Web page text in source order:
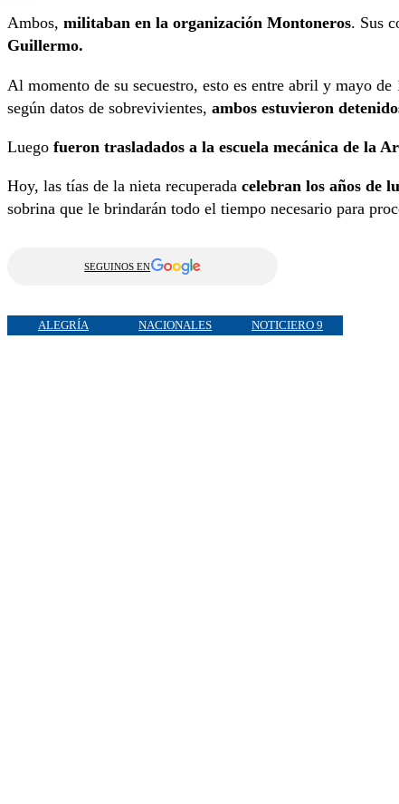
Ambos, militaban en la organización Montoneros. Sus
Guillermo.
Al momento de su secuestro, esto es entre abril y mayo de
según datos de sobrevivientes, ambos estuvieron
Luego fueron trasladados a la escuela mecánica de la
Hoy, las tías de la nieta recuperada celebran los años de
sobrina que le brindarán todo el tiempo necesario para
SEGUINOS EN
ALEGRÍA NACIONALES NOTICIERO 9